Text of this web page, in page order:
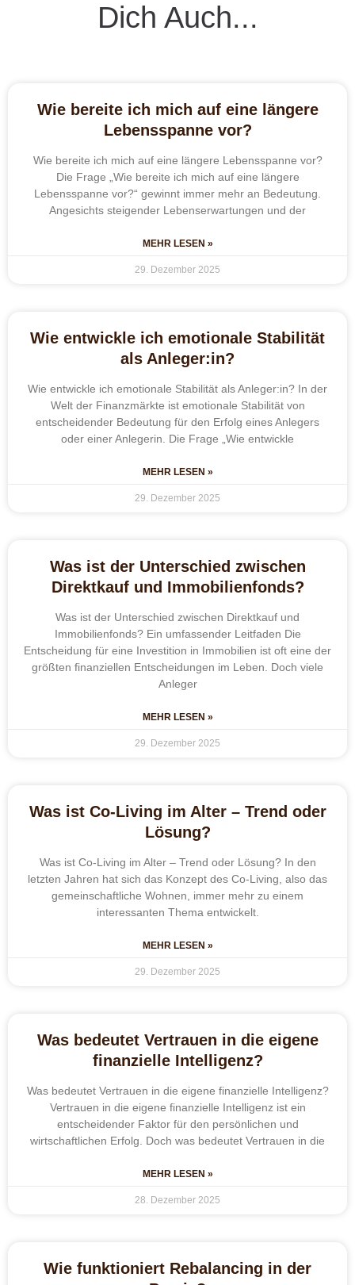
Dich Auch...
Wie bereite ich mich auf eine längere
Lebensspanne vor?
Wie bereite ich mich auf eine längere Lebensspanne vor?
Die Frage „Wie bereite ich mich auf eine längere
Lebensspanne vor?“ gewinnt immer mehr an Bedeutung.
Angesichts steigender Lebenserwartungen und der
MEHR LESEN »
29. Dezember 2025
Wie entwickle ich emotionale Stabilität
als Anleger:in?
Wie entwickle ich emotionale Stabilität als Anleger:in? In der
Welt der Finanzmärkte ist emotionale Stabilität von
entscheidender Bedeutung für den Erfolg eines Anlegers
oder einer Anlegerin. Die Frage „Wie entwickle
MEHR LESEN »
29. Dezember 2025
Was ist der Unterschied zwischen
Direktkauf und Immobilienfonds?
Was ist der Unterschied zwischen Direktkauf und
Immobilienfonds? Ein umfassender Leitfaden Die
Entscheidung für eine Investition in Immobilien ist oft eine der
größten finanziellen Entscheidungen im Leben. Doch viele
Anleger
MEHR LESEN »
29. Dezember 2025
Was ist Co-Living im Alter – Trend oder
Lösung?
Was ist Co-Living im Alter – Trend oder Lösung? In den
letzten Jahren hat sich das Konzept des Co-Living, also das
gemeinschaftliche Wohnen, immer mehr zu einem
interessanten Thema entwickelt.
MEHR LESEN »
29. Dezember 2025
Was bedeutet Vertrauen in die eigene
finanzielle Intelligenz?
Was bedeutet Vertrauen in die eigene finanzielle Intelligenz?
Vertrauen in die eigene finanzielle Intelligenz ist ein
entscheidender Faktor für den persönlichen und
wirtschaftlichen Erfolg. Doch was bedeutet Vertrauen in die
MEHR LESEN »
28. Dezember 2025
Wie funktioniert Rebalancing in der